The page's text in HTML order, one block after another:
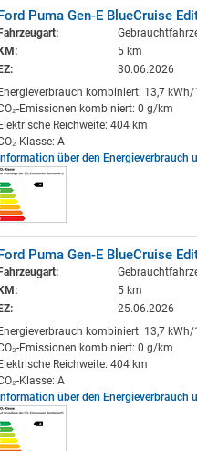
Puma Gen-E BlueCruise
Fahrzeugart:
KM:
5 km
EZ:
30.06.2026
Energieverbrauch kombiniert: 13,7
Emissionen kombiniert: 0 g/km
Elektrische Reichweite: 404 km
Klasse: A
Information über den Energieverbrauch
Puma Gen-E BlueCruise
Fahrzeugart:
KM:
5 km
EZ:
25.06.2026
Energieverbrauch kombiniert: 13,7
Emissionen kombiniert: 0 g/km
Elektrische Reichweite: 404 km
Klasse: A
Information über den Energieverbrauch